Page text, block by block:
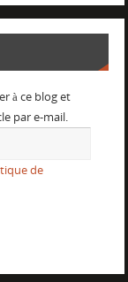
à ce blog et
par e-mail.
de